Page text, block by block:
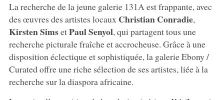
La recherche de la jeune galerie 131A est frappante, avec
des œuvres des artistes locaux Christian Conradie,
Kirsten SimsetPaul Senyol, qui partagent tous une
recherche picturale fraîche et accrocheuse. Grâce à une
disposition éclectique et sophistiquée, la galerie Ebony /
Curated offre une riche sélection de ses artistes, liée à la
recherche sur la diaspora africaine.